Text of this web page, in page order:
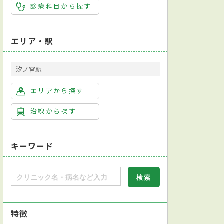
診療科目から探す
エリア・駅
汐ノ宮駅
エリアから探す
沿線から探す
キーワード
特徴